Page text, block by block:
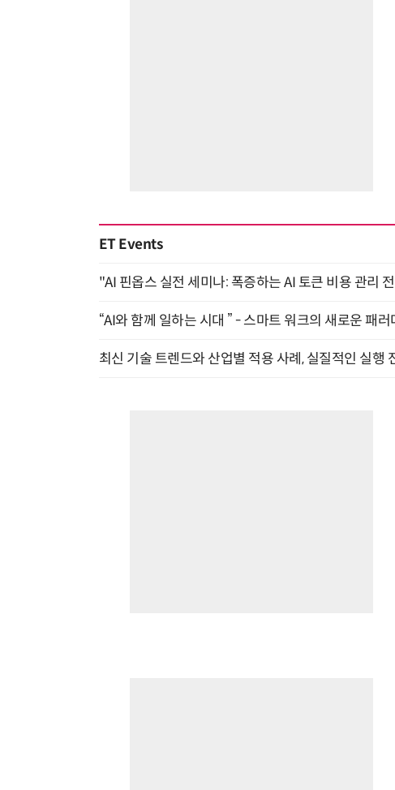
ET Events
"AI 핀옵스 실전 세미나: 폭증하는 AI 토큰 비용 관리
“AI와 함께 일하는 시대 ” - 스마트 워크의 새로운 패
최신 기술 트렌드와 산업별 적용 사례, 실질적인 실행